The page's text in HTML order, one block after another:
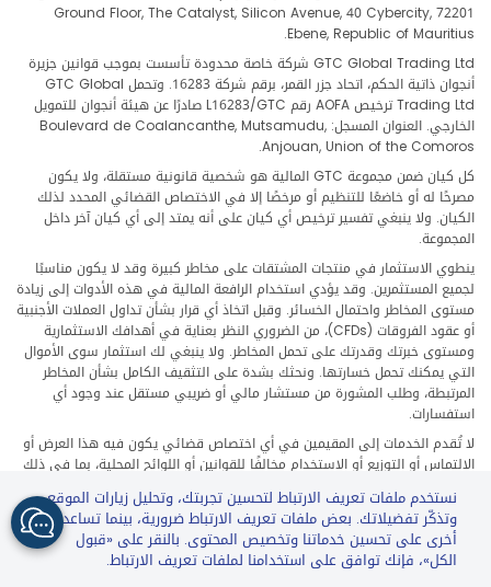
Ground Floor, The Catalyst, Silicon Avenue, 40 Cybercity, 72201
Ebene, Republic of Mauritius.
GTC Global Trading Ltd شركة خاصة محدودة تأسست بموجب قوانين جزيرة
أنجوان ذاتية الحكم، اتحاد جزر القمر، برقم شركة 16283. وتحمل GTC Global
Trading Ltd ترخيص AOFA رقم L16283/GTC صادرًا عن هيئة أنجوان للتمويل
الخارجي. العنوان المسجل: Boulevard de Coalancanthe, Mutsamudu,
Anjouan, Union of the Comoros.
كل كيان ضمن مجموعة GTC المالية هو شخصية قانونية مستقلة، ولا يكون
مصرحًا له أو خاضعًا للتنظيم أو مرخصًا إلا في الاختصاص القضائي المحدد لذلك
الكيان. ولا ينبغي تفسير ترخيص أي كيان على أنه يمتد إلى أي كيان آخر داخل
المجموعة.
ينطوي الاستثمار في منتجات المشتقات على مخاطر كبيرة وقد لا يكون مناسبًا
لجميع المستثمرين. وقد يؤدي استخدام الرافعة المالية في هذه الأدوات إلى زيادة
مستوى المخاطر واحتمال الخسائر. وقبل اتخاذ أي قرار بشأن تداول العملات الأجنبية
أو عقود الفروقات (CFDs)، من الضروري النظر بعناية في أهدافك الاستثمارية
ومستوى خبرتك وقدرتك على تحمل المخاطر. ولا ينبغي لك استثمار سوى الأموال
التي يمكنك تحمل خسارتها. ونحثك بشدة على التثقيف الكامل بشأن المخاطر
المرتبطة، وطلب المشورة من مستشار مالي أو ضريبي مستقل عند وجود أي
استفسارات.
لا تُقدم الخدمات إلى المقيمين في أي اختصاص قضائي يكون فيه هذا العرض أو
الالتماس أو التوزيع أو الاستخدام مخالفًا للقوانين أو اللوائح المحلية، بما في ذلك
على سبيل المثال لا الحصر الولايات المتحدة واليابان وأي اختصاص يخضع لعقوبات
سارية أو قيود تنظيمية.
نستخدم ملفات تعريف الارتباط لتحسين تجربتك، وتحليل زيارات الموقع،
وتذكّر تفضيلاتك. بعض ملفات تعريف الارتباط ضرورية، بينما تساعدنا
أخرى على تحسين خدماتنا وتخصيص المحتوى. بالنقر على «قبول
الكل»، فإنك توافق على استخدامنا لملفات تعريف الارتباط.